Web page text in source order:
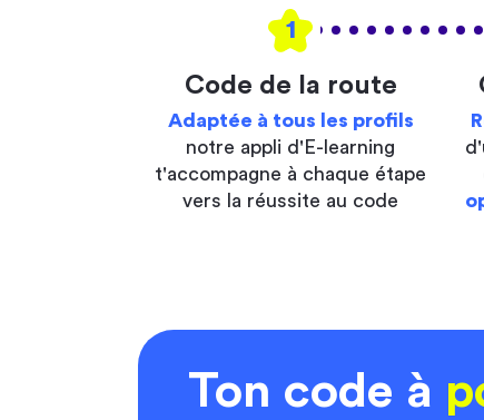
1
Code de la route
Adaptée à tous les profils
notre appli d'E-learning
t'accompagne à chaque étape
vers la réussite au code
Ton code à